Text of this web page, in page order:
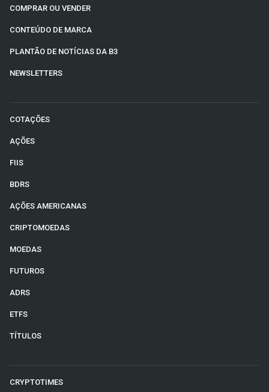
COMPRAR OU VENDER
CONTEÚDO DE MARCA
PLANTÃO DE NOTÍCIAS DA B3
NEWSLETTERS
COTAÇÕES
AÇÕES
FIIS
BDRS
AÇÕES AMERICANAS
CRIPTOMOEDAS
MOEDAS
FUTUROS
ADRS
ETFS
TÍTULOS
CRYPTOTIMES